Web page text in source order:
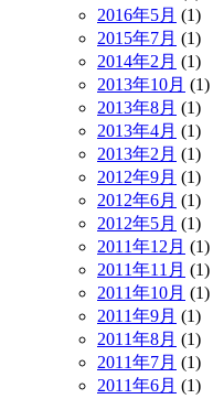
2016年5月 (1)
2015年7月 (1)
2014年2月 (1)
2013年10月 (1)
2013年8月 (1)
2013年4月 (1)
2013年2月 (1)
2012年9月 (1)
2012年6月 (1)
2012年5月 (1)
2011年12月 (1)
2011年11月 (1)
2011年10月 (1)
2011年9月 (1)
2011年8月 (1)
2011年7月 (1)
2011年6月 (1)